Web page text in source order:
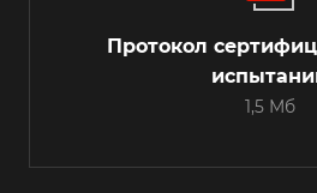
Протокол
1,5 Мб